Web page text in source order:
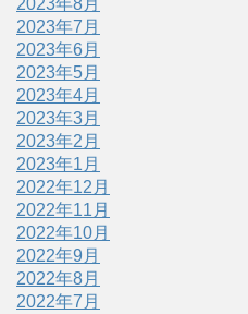
2023年8月
2023年7月
2023年6月
2023年5月
2023年4月
2023年3月
2023年2月
2023年1月
2022年12月
2022年11月
2022年10月
2022年9月
2022年8月
2022年7月